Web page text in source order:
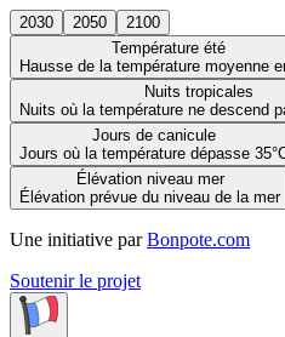
2030 2050
2100
Température été
Hausse de la température moyenne
Nuits tropicales
Nuits où la température ne descend
Jours de canicule
Jours où la température dépasse
Élévation niveau mer
Élévation prévue du niveau de la mer
Une initiative par Bonpote.com
Soutenir le projet